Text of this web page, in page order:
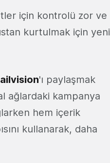
için kontrolü zor ve
kurtulmak için yeni
'ı paylaşmak
ağlardaki kampanya
hem içerik
kullanarak, daha